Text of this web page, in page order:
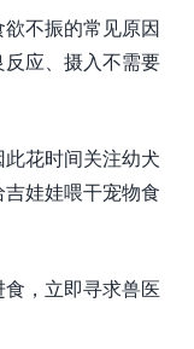
不振的常见原因
应、摄入不需要
花时间关注幼犬
娃娃喂干宠物食
，立即寻求兽医